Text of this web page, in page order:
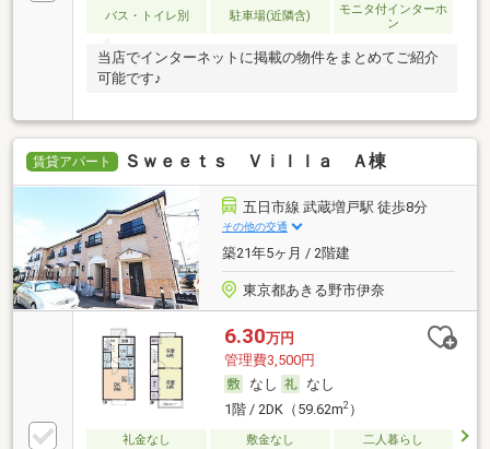
バス・トイレ別 駐車場(近隣含)
モニタ付インターホ
ン
当店でインターネットに掲載の物件をまとめてご紹介
可能です♪
賃貸アパート Ｓｗｅｅｔｓ Ｖｉｌｌａ Ａ棟
五日市線 武蔵増戸駅 徒歩8分
その他の交通
築21年5ヶ月 / 2階建
東京都あきる野市伊奈
6.30万円
管理費3,500円
なし
なし
1階 / 2DK（59.62m2）
礼金なし 敷金なし
二人暮らし